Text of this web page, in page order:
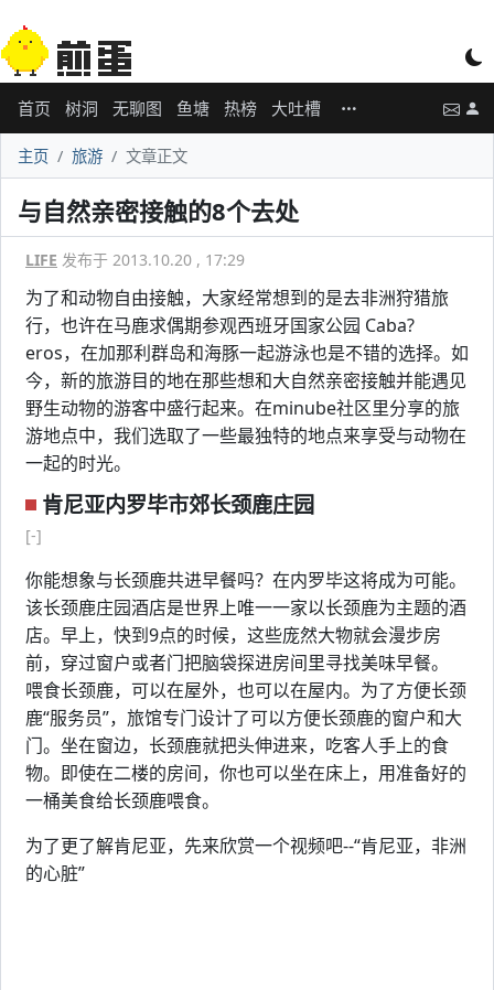
首页 树洞 无聊图 鱼塘 热榜 大吐槽
主页 旅游 文章正文
与自然亲密接触的8个去处
LIFE 发布于 2013.10.20 , 17:29
为了和动物自由接触，大家经常想到的是去非洲狩猎旅
行，也许在马鹿求偶期参观西班牙国家公园 Caba?
eros，在加那利群岛和海豚一起游泳也是不错的选择。如
今，新的旅游目的地在那些想和大自然亲密接触并能遇见
野生动物的游客中盛行起来。在minube社区里分享的旅
游地点中，我们选取了一些最独特的地点来享受与动物在
一起的时光。
肯尼亚内罗毕市郊长颈鹿庄园
[-]
你能想象与长颈鹿共进早餐吗？在内罗毕这将成为可能。
该长颈鹿庄园酒店是世界上唯一一家以长颈鹿为主题的酒
店。早上，快到9点的时候，这些庞然大物就会漫步房
前，穿过窗户或者门把脑袋探进房间里寻找美味早餐。
喂食长颈鹿，可以在屋外，也可以在屋内。为了方便长颈
鹿“服务员”，旅馆专门设计了可以方便长颈鹿的窗户和大
门。坐在窗边，长颈鹿就把头伸进来，吃客人手上的食
物。即使在二楼的房间，你也可以坐在床上，用准备好的
一桶美食给长颈鹿喂食。
为了更了解肯尼亚，先来欣赏一个视频吧--“肯尼亚，非洲
的心脏”